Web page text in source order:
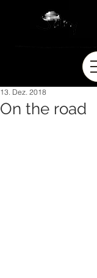
On the road
13. Dez. 2018